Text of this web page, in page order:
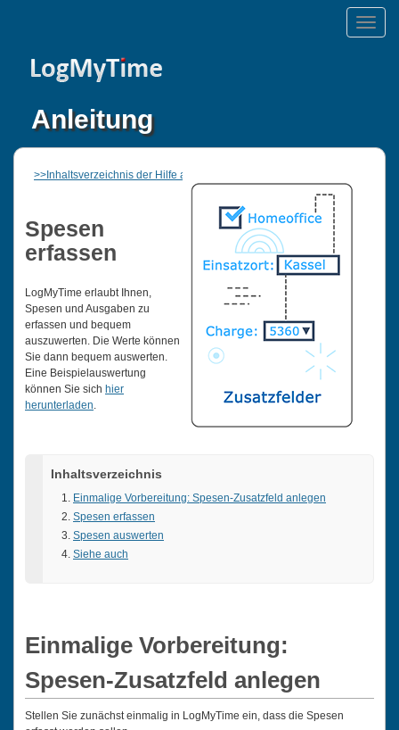
Toggle
Anleitung
>>Inhaltsverzeichnis der Hilfe anzeigen
Spesen
erfassen
LogMyTime erlaubt Ihnen,
Spesen und Ausgaben zu
erfassen und bequem
auszuwerten. Die Werte können
Sie dann bequem auswerten.
Eine Beispielauswertung
können Sie sich hier
herunterladen.
Inhaltsverzeichnis
Einmalige Vorbereitung: Spesen-Zusatzfeld anlegen
Spesen erfassen
Spesen auswerten
Siehe auch
Einmalige Vorbereitung:
Spesen-Zusatzfeld anlegen
Stellen Sie zunächst einmalig in LogMyTime ein, dass die Spesen